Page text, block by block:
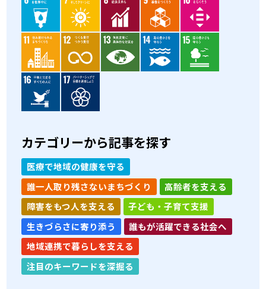
カテゴリーから記事を探す
医療で地域の健康を守る
誰一人取り残さないまちづくり
高齢者を支える
障害をもつ人を支える
子ども・子育て支援
生きづらさに寄り添う
誰もが活躍できる社会へ
地域連携で暮らしを支える
注目のキーワードを深掘る